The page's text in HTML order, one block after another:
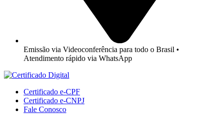
Emissão via Videoconferência para todo o Brasil •
Atendimento rápido via WhatsApp
Certificado e-CPF
Certificado e-CNPJ
Fale Conosco